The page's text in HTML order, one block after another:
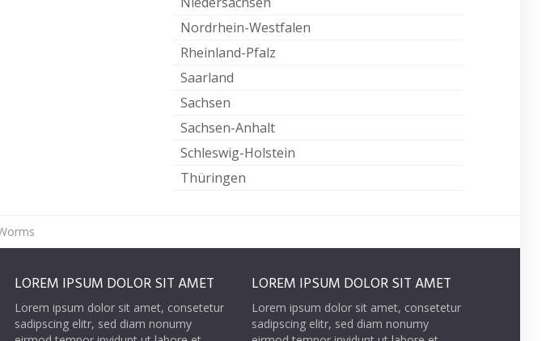
Nordrhein-Westfalen
Rheinland-Pfalz
Saarland
Sachsen
Sachsen-Anhalt
Schleswig-Holstein
Thüringen
LOREM IPSUM DOLOR SIT AMET
Lorem ipsum dolor sit amet, consetetur
sadipscing elitr, sed diam nonumy
LOREM IPSUM DOLOR SIT AMET
Lorem ipsum dolor sit amet, consetetur
sadipscing elitr, sed diam nonumy